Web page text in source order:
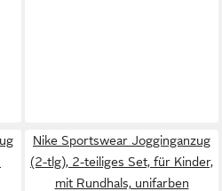
Nike Sportswear Jogginganzug
(2-tlg), 2-teiliges Set, für Kinder,
mit Rundhals, unifarben